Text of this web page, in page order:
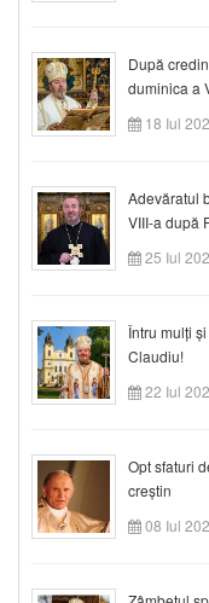
După
duminica a
18 Iul
Adevăratul
VIII-a după
25 Iul
Întru mulți
Claudiu!
22 Iul
Opt sfaturi
creștin
08 Iul